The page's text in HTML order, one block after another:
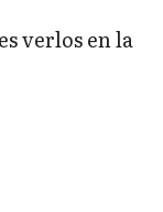
verlos en la